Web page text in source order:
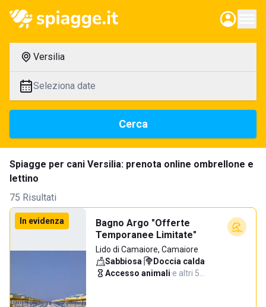
Versilia
Seleziona date
Cerca
Spiagge per cani Versilia: prenota online ombrellone e
lettino
75 Risultati
In evidenza
Bagno Argo "Offerte
Temporanee Limitate"
Lido di Camaiore, Camaiore
Sabbiosa· Doccia calda·
Accesso animali·e altri 5…